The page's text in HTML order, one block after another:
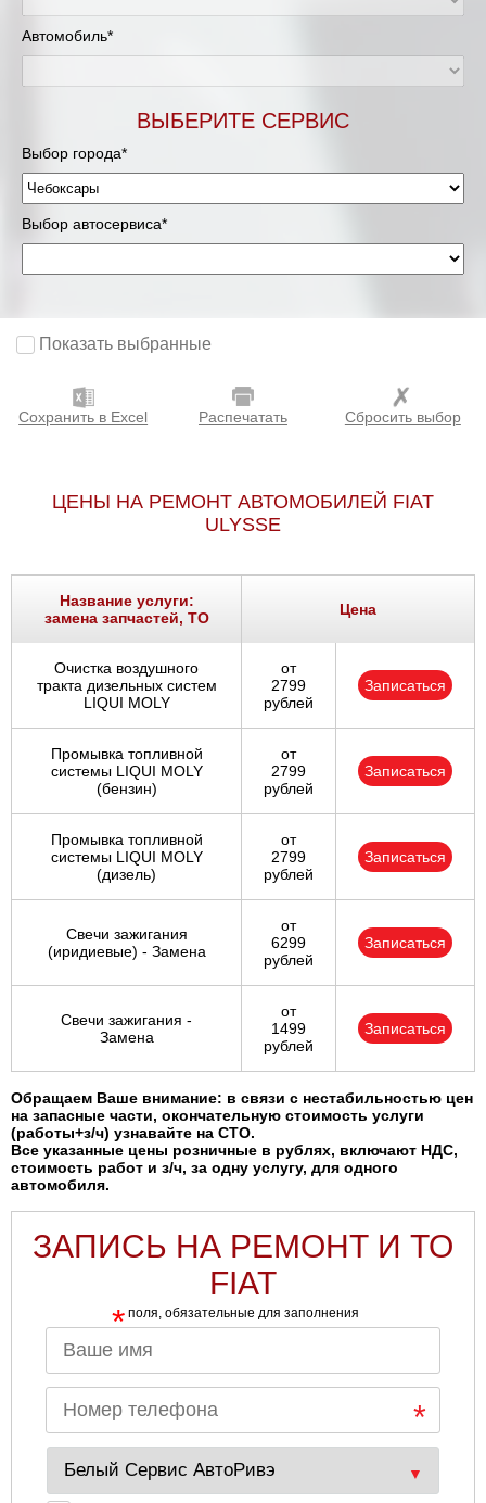
Автомобиль*
ВЫБЕРИТЕ СЕРВИС
Выбор города*
Выбор автосервиса*
Показать выбранные
Сохранить в Excel Распечатать Сбросить выбор
ЦЕНЫ НА РЕМОНТ АВТОМОБИЛЕЙ FIAT
ULYSSE
Название услуги:
замена запчастей, ТО
Цена
Очистка воздушного
тракта дизельных систем
LIQUI MOLY
от
2799
рублей
Записаться
Промывка топливной
системы LIQUI MOLY
(бензин)
от
2799
рублей
Записаться
Промывка топливной
системы LIQUI MOLY
(дизель)
от
2799
рублей
Записаться
Свечи зажигания
(иридиевые) - Замена
от
6299
рублей
Записаться
Свечи зажигания -
Замена
от
1499
рублей
Записаться
Обращаем Ваше внимание: в связи с нестабильностью цен
на запасные части, окончательную стоимость услуги
(работы+з/ч) узнавайте на СТО.
Все указанные цены розничные в рублях, включают НДС,
стоимость работ и з/ч, за одну услугу, для одного
автомобиля.
ЗАПИСЬ НА РЕМОНТ И ТО
FIAT
* поля, обязательные для заполнения